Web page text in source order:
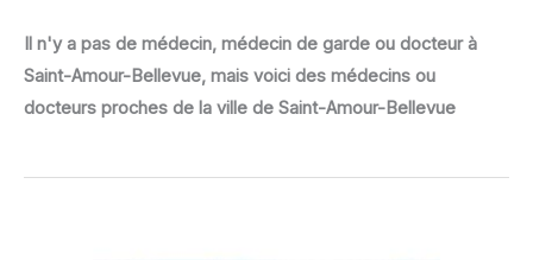
Il n'y a pas de médecin, médecin de garde ou docteur à
Saint-Amour-Bellevue, mais voici des médecins ou
docteurs proches de la ville de Saint-Amour-Bellevue